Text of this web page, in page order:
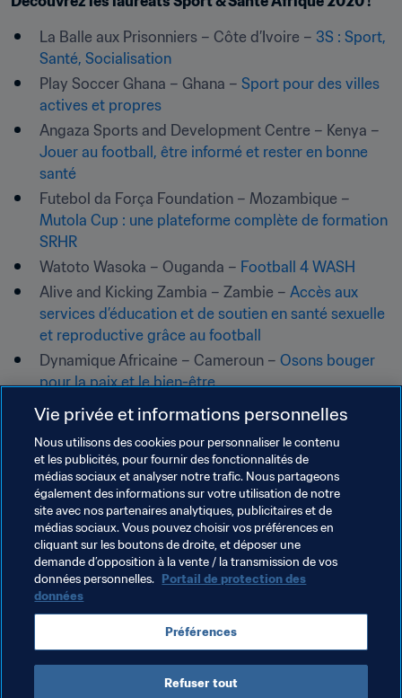
La Balle aux Prisonniers – Côte d’Ivoire – 3S : Sport,
Santé, Socialisation
Play Soccer Ghana – Ghana – Sport pour des villes
actives et propres
Jouer au football, être informé et rester en bonne
santé
Mutola Cup : une plateforme complète de formation
SRHR
Watoto Wasoka – Ouganda – Football 4 WASH
Alive and Kicking Zambia – Zambie – Accès aux
services d’éducation et de soutien en santé sexuelle
et reproductive grâce au football
Dynamique Africaine – Cameroun – Osons bouger
pour la paix et le bien-être
Pour le Sourire d’un Enfant – Sénégal – Escrime &
Football, une alliance inédite face au défi de la
COVID-19
Credit photo : Viva Con Agua / Watoto Wasoka​
Thèmes en lien
Faire progresser le football Côte d'Ivoire
Ghana Kenya Mozambique Uganda
Zambia Cameroon Senegal
Vie privée et informations personnelles
Nous utilisons des cookies pour personnaliser le contenu
et les publicités, pour fournir des fonctionnalités de
médias sociaux et analyser notre trafic. Nous partageons
également des informations sur votre utilisation de notre
site avec nos partenaires analytiques, publicitaires et de
médias sociaux. Vous pouvez choisir vos préférences en
cliquant sur les boutons de droite, et déposer une
demande d’opposition à la vente / la transmission de vos
données personnelles. Portail de protection des
données
Préférences
Refuser tout